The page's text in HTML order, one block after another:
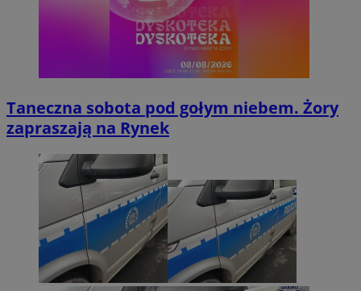
Taneczna sobota pod gołym niebem. Żory
zapraszają na Rynek